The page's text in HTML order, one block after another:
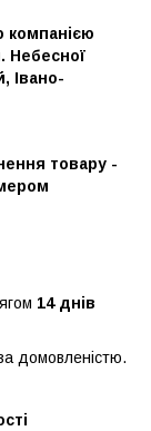
компанією
Небесної
Івано-
товару -
14 днів
домовленістю.